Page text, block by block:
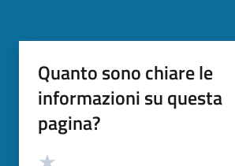
Quanto sono chiare le
informazioni su questa
pagina?
Valutazione